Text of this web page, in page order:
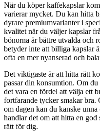
När du köper kaffekapslar
varierar mycket. Du kan hitta
dyrare premiumvarianter i
kvalitet när du väljer kapslar
bönorna är bättre utvalda och
betyder inte att billiga kapslar
ofta en mer nyanserad och
Det viktigaste är att hitta rätt
passar din konsumtion. Om
det vara en fördel att välja ett
fortfarande tycker smakar bra.
om dagen kan du kanske
handlar det om att hitta en
rätt för dig.